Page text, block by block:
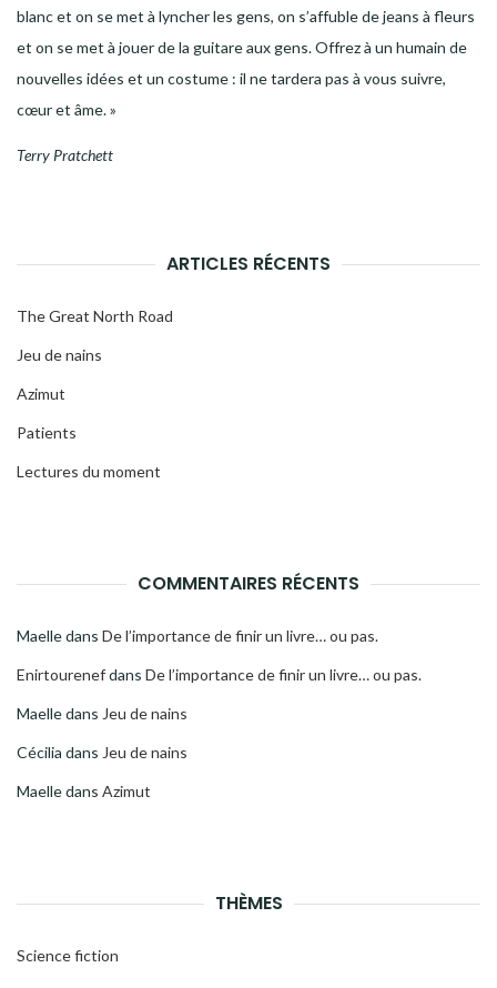
blanc et on se met à lyncher les gens, on s’affuble de jeans à fleurs
et on se met à jouer de la guitare aux gens. Offrez à un humain de
nouvelles idées et un costume : il ne tardera pas à vous suivre,
cœur et âme. »
Terry Pratchett
ARTICLES RÉCENTS
The Great North Road
Jeu de nains
Azimut
Patients
Lectures du moment
COMMENTAIRES RÉCENTS
Maelledans De l’importance de finir un livre… ou pas.
Enirtourenefdans De l’importance de finir un livre… ou pas.
Maelledans Jeu de nains
Cécilia dans Jeu de nains
Maelledans Azimut
THÈMES
Science fiction